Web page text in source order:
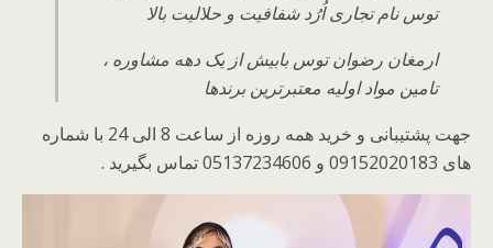
توس نام تجاری اُرُد شفافیت و حلالیت بالا
ارمغان رضوان توس بابیش از یک دهه مشاوره ،
تامین مواد اولیه معتبرترین برندها
جهت پشتیبانی و خرید همه روزه از ساعت 8 الی 24 با شماره
های 09152020183 و 05137234606 تماس بگیرید .
نمایشگر
ویدیو